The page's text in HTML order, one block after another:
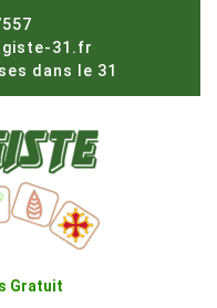
31.fr
dans le 31
Gratuit